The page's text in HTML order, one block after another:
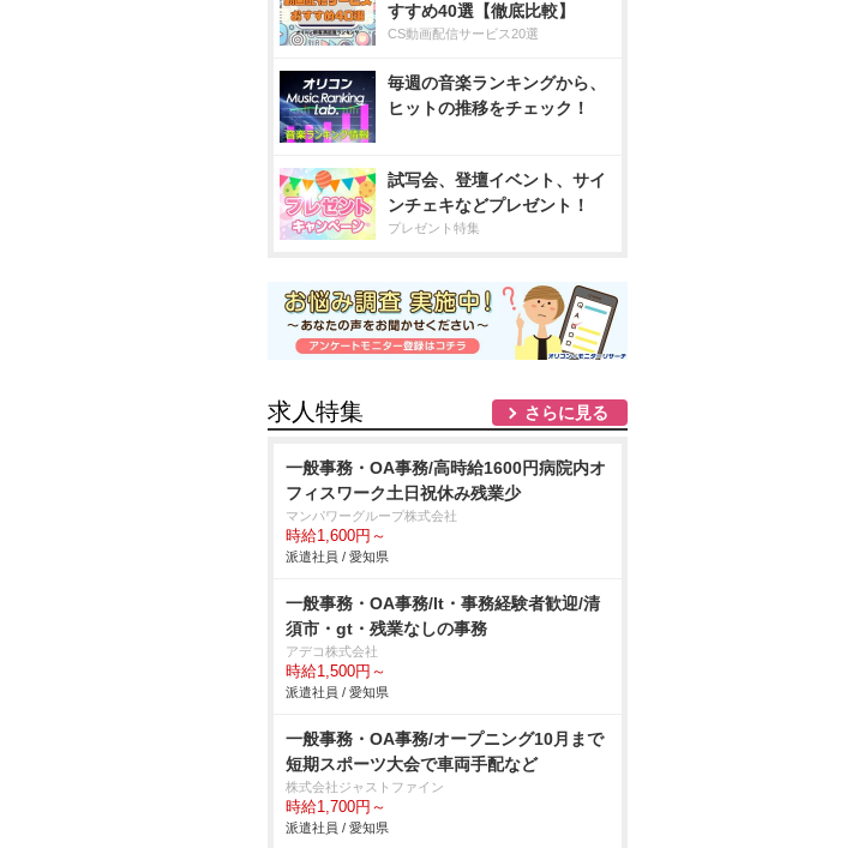
すすめ40選【徹底比較】
CS動画配信サービス20選
毎週の音楽ランキングから、
ヒットの推移をチェック！
試写会、登壇イベント、サイ
ンチェキなどプレゼント！
プレゼント特集
求人特集 さらに見る
一般事務・OA事務/高時給1600円病院内オ
フィスワーク土日祝休み残業少
マンパワーグループ株式会社
時給1,600円～
派遣社員 / 愛知県
一般事務・OA事務/lt・事務経験者歓迎/清
須市・gt・残業なしの事務
アデコ株式会社
時給1,500円～
派遣社員 / 愛知県
一般事務・OA事務/オープニング10月まで
短期スポーツ大会で車両手配など
株式会社ジャストファイン
時給1,700円～
派遣社員 / 愛知県